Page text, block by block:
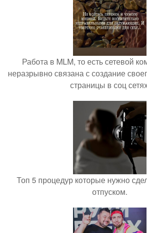
Работа в MLM, то есть сетевой
неразрывно связана с создание
страницы в соц
Топ 5 процедур которые нужно
отпуском.